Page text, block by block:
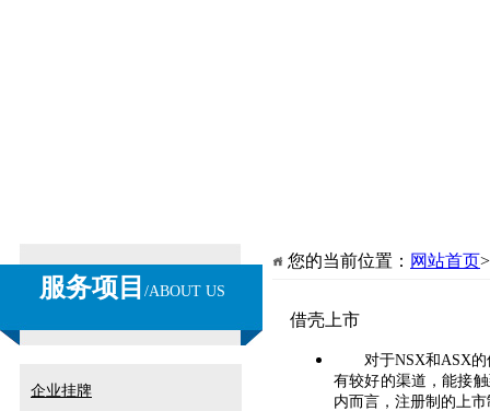
您的当前位置： 网站首页
借壳上市
对于NSX和ASX
有较好的渠道，能接
内而言，注册制的上
企业挂牌
服务项目 /ABOUT US